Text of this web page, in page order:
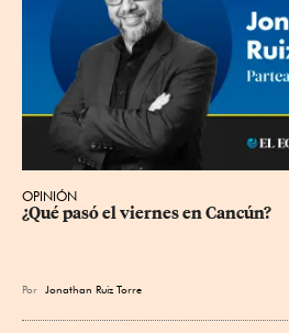
OPINIÓN
¿Qué pasó el viernes en Cancún?
Por Jonathan Ruiz Torre